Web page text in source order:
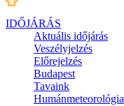
IDŐJÁRÁS
Aktuális időjárás
Veszélyjelzés
Előrejelzés
Budapest
Tavaink
Humánmeteorológia